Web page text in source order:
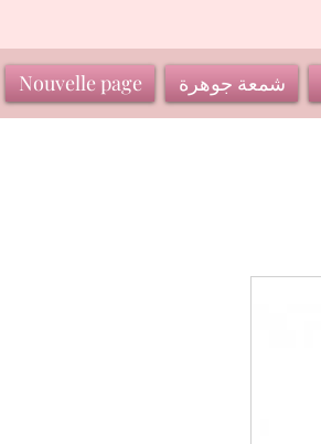
Nouvelle page شمعة جوهرة